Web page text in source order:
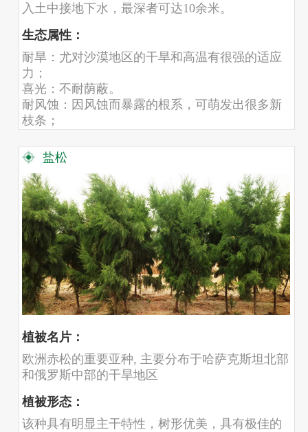
入土中接地下水，最深者可达10余米。
生态属性：
耐旱：尤对沙漠地区的干旱和高温有很强的适应
力；
喜光：不耐荫蔽。
耐风蚀：因风蚀而暴露的根系，可萌发出很多新
枝条；
量0.5～0.7%的盐渍化土壤上生长良好
生长快，寿命长：在适宜条件下，幼龄期年平均
高生长50～80厘米，4～5年高达2.5～3米，10年生
可达4～5米，地径7～8厘米。寿命可达百年以上
盐松
植被名片：
欧洲赤松的重要亚种, 主要分布于哈萨克斯坦北部
和俄罗斯中部的干旱地区
植被形态：
该种具有明显主干特性，树形优美，具有极佳的